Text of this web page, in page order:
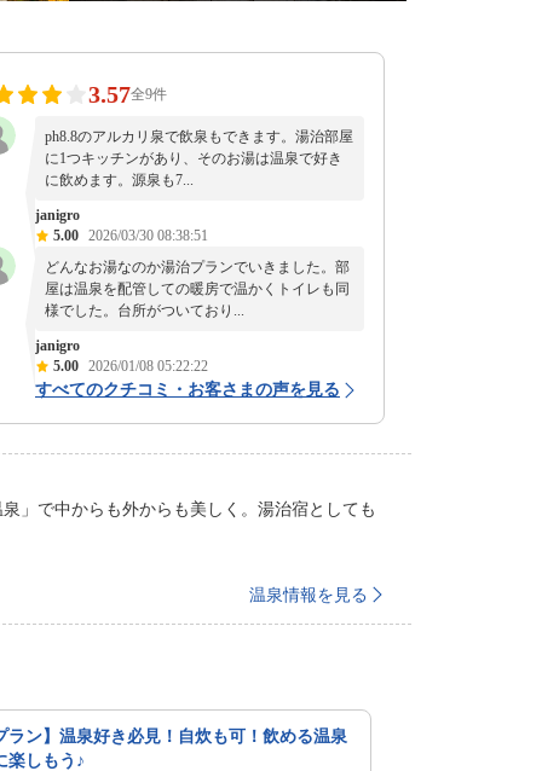
3.57全9件
ph8.8のアルカリ泉で飲泉もできます。湯治部屋
に1つキッチンがあり、そのお湯は温泉で好き
に飲めます。源泉も7...
janigro
5.00 2026/03/30 08:38:51
どんなお湯なのか湯治プランでいきました。部
屋は温泉を配管しての暖房で温かくトイレも同
様でした。台所がついており...
janigro
5.00 2026/01/08 05:22:22
すべてのクチコミ・お客さまの声を見る
」で中からも外からも美しく。湯治宿としても
温泉情報を見る
ラン】温泉好き必見！自炊も可！飲める温泉
楽しもう♪